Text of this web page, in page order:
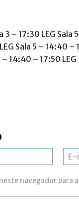
3 – 17:30 LEG
Sala 5 – 14:40 –
– 14:40 – 17:50 LEG
navegador para